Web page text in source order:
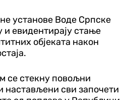
установе Воде Српске
и евидентирају стање
објеката након
се стекну повољни
настављени сви започети